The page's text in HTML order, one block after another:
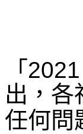
「
出，各
任何問